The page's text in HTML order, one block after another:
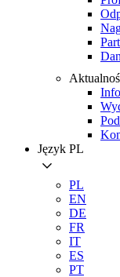
Język PL
PL
EN
DE
FR
IT
ES
PT